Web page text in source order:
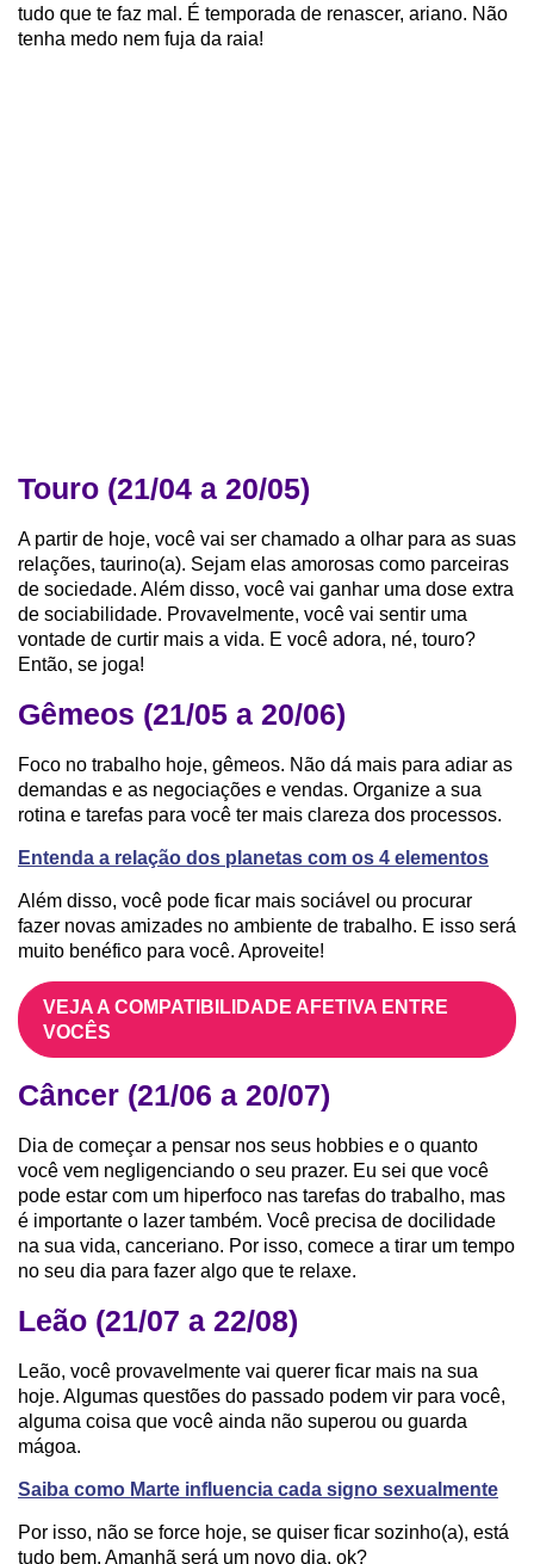
tudo que te faz mal. É temporada de renascer, ariano. Não
tenha medo nem fuja da raia!
Touro (21/04 a 20/05)
A partir de hoje, você vai ser chamado a olhar para as suas
relações, taurino(a). Sejam elas amorosas como parceiras
de sociedade. Além disso, você vai ganhar uma dose extra
de sociabilidade. Provavelmente, você vai sentir uma
vontade de curtir mais a vida. E você adora, né, touro?
Então, se joga!
Gêmeos (21/05 a 20/06)
Foco no trabalho hoje, gêmeos. Não dá mais para adiar as
demandas e as negociações e vendas. Organize a sua
rotina e tarefas para você ter mais clareza dos processos.
Entenda a relação dos planetas com os 4 elementos
Além disso, você pode ficar mais sociável ou procurar
fazer novas amizades no ambiente de trabalho. E isso será
muito benéfico para você. Aproveite!
VEJA A COMPATIBILIDADE AFETIVA ENTRE
VOCÊS
Câncer (21/06 a 20/07)
Dia de começar a pensar nos seus hobbies e o quanto
você vem negligenciando o seu prazer. Eu sei que você
pode estar com um hiperfoco nas tarefas do trabalho, mas
é importante o lazer também. Você precisa de docilidade
na sua vida, canceriano. Por isso, comece a tirar um tempo
no seu dia para fazer algo que te relaxe.
Leão (21/07 a 22/08)
Leão, você provavelmente vai querer ficar mais na sua
hoje. Algumas questões do passado podem vir para você,
alguma coisa que você ainda não superou ou guarda
mágoa.
Saiba como Marte influencia cada signo sexualmente
Por isso, não se force hoje, se quiser ficar sozinho(a), está
tudo bem. Amanhã será um novo dia, ok?